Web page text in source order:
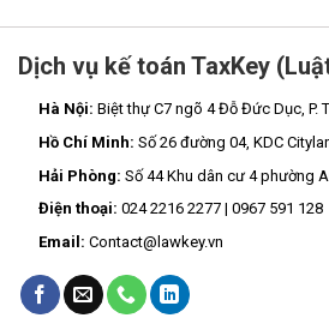
Dịch vụ kế toán TaxKey
Hà Nội: Biệt thự C7 ngõ 4 Đỗ Đức Dục, P.
Hồ Chí Minh: Số 26 đường 04, KDC
Hải Phòng: Số 44 Khu dân cư 4 phường
Điện thoại: 024 2216 2277 | 0967 591 128
Email: Contact@lawkey.vn